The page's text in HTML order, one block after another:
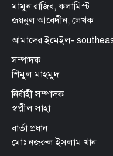
মামুন রাজিব, কলামিস্ট
জয়নুল আবেদীন, লেখক
আমাদের ইমেইল-
সম্পাদক
শিমুল মাহমুদ
নির্বাহী সম্পাদক
স্বপ্নীল সাহা
বার্তা প্রধান
মোঃ নজরুল ইসলাম খান